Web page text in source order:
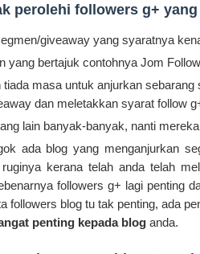
perolehi followers g+
giveaway yang syaratnya
yang bertajuk contohnya Jom
tiada masa untuk anjurkan
dan meletakkan syarat follow
lain banyak-banyak, nanti
ada blog yang menganjurkan
kerana telah anda telah
followers g+ lagi penting
followers blog tu tak penting, ada
penting kepada blog anda.